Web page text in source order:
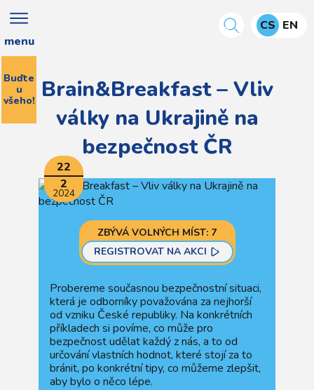
menu
Buďte
u
všeho!
CS EN
Brain&Breakfast – Vliv
války na Ukrajině na
bezpečnost ČR
22
2
2024
REGISTROVAT NA AKCI
ZBÝVÁ VOLNÝCH MÍST: 7
Probereme současnou bezpečnostní situaci,
která je odborníky považována za nejhorší
od vzniku České republiky. Na konkrétních
příkladech si povíme, co může pro
bezpečnost udělat každý z nás, a to od
určování vlastních hodnot, které stojí za to
bránit, po konkrétní tipy, co můžeme zlepšit,
aby bylo o něco lépe.